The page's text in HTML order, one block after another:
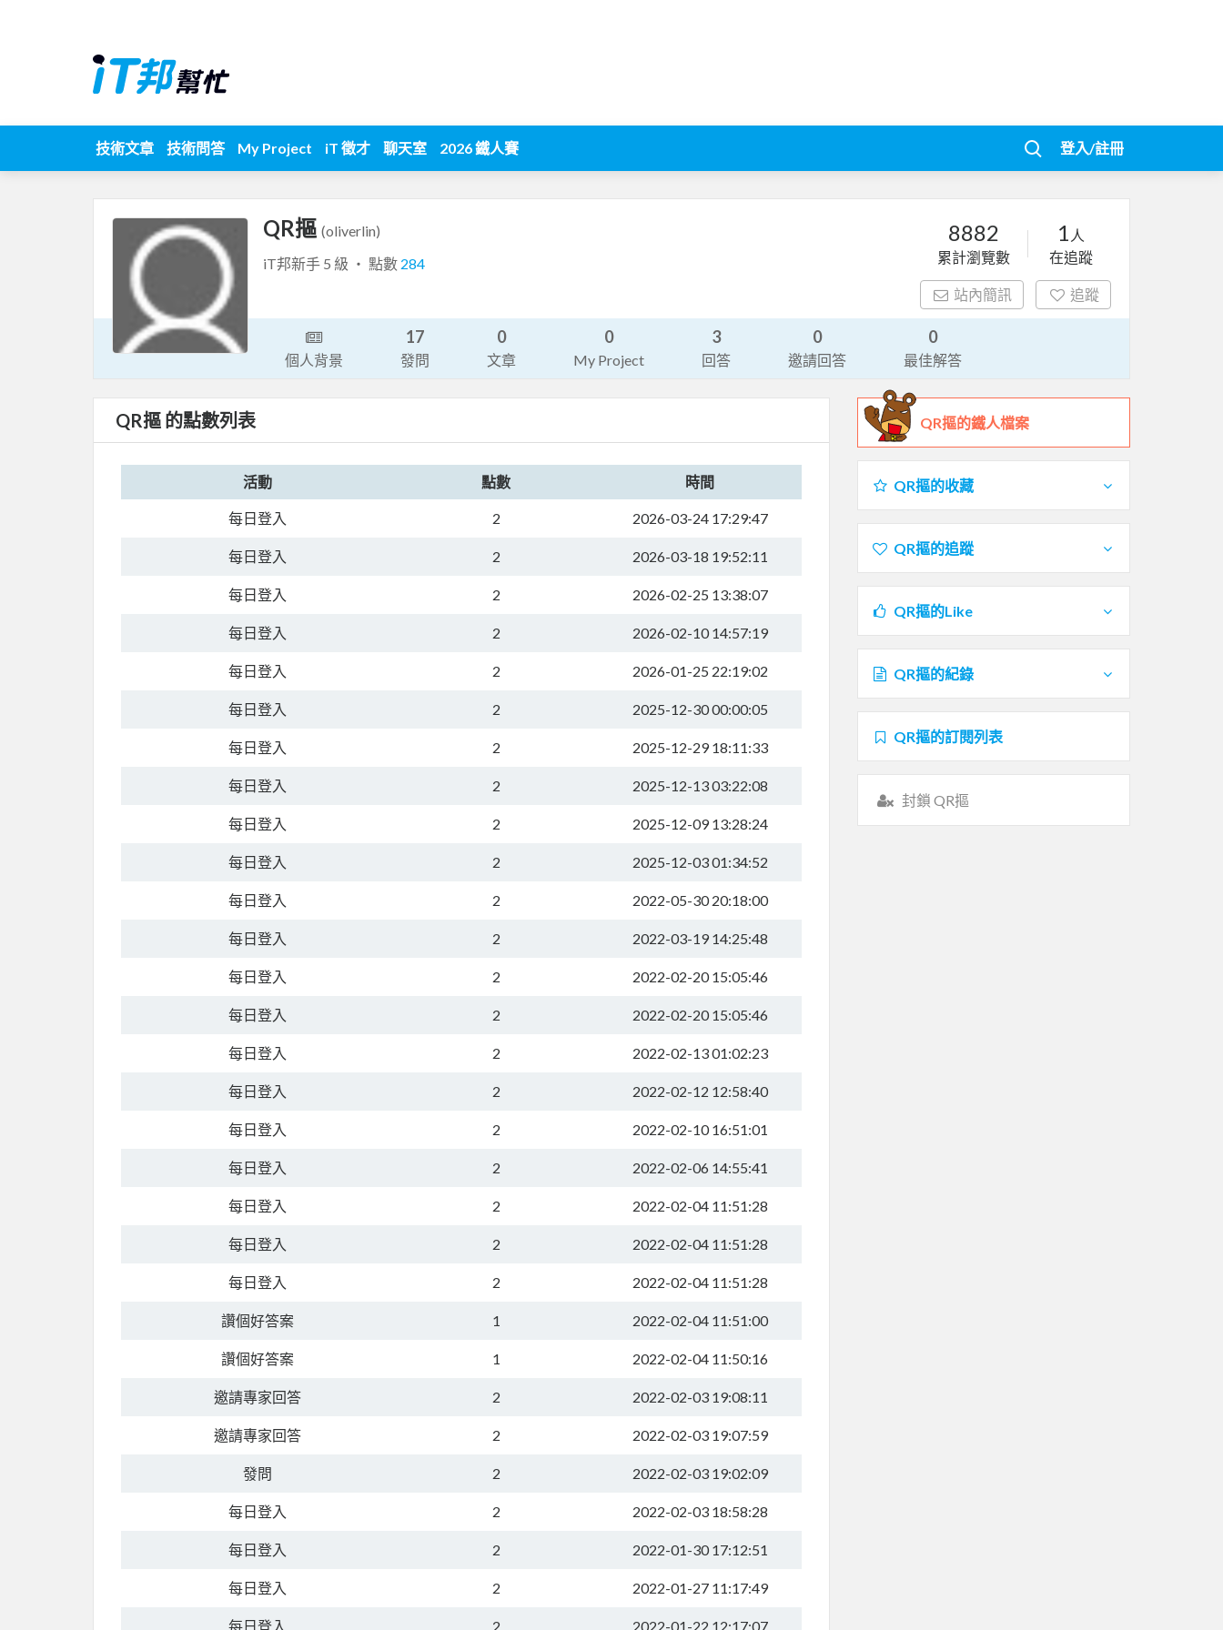
技術文章 技術問答 My Project iT 徵才 聊天室 2026 鐵人賽 登入/註冊
QR摳 (oliverlin)
iT邦新手 5 級 ‧ 點數 284
8882
累計瀏覽數
1 人
在追蹤
站內簡訊 追蹤
個人背景
17
發問
0
文章
0
My Project
3
回答
0
邀請回答
0
最佳解答
QR摳 的點數列表
活動 點數 時間
每日登入 2 2026-03-24 17:29:47
每日登入 2 2026-03-18 19:52:11
每日登入 2 2026-02-25 13:38:07
每日登入 2 2026-02-10 14:57:19
每日登入 2 2026-01-25 22:19:02
每日登入 2 2025-12-30 00:00:05
每日登入 2 2025-12-29 18:11:33
每日登入 2 2025-12-13 03:22:08
每日登入 2 2025-12-09 13:28:24
每日登入 2 2025-12-03 01:34:52
每日登入 2 2022-05-30 20:18:00
每日登入 2 2022-03-19 14:25:48
每日登入 2 2022-02-20 15:05:46
每日登入 2 2022-02-20 15:05:46
每日登入 2 2022-02-13 01:02:23
每日登入 2 2022-02-12 12:58:40
每日登入 2 2022-02-10 16:51:01
每日登入 2 2022-02-06 14:55:41
每日登入 2 2022-02-04 11:51:28
每日登入 2 2022-02-04 11:51:28
每日登入 2 2022-02-04 11:51:28
讚個好答案 1 2022-02-04 11:51:00
讚個好答案 1 2022-02-04 11:50:16
邀請專家回答 2 2022-02-03 19:08:11
邀請專家回答 2 2022-02-03 19:07:59
發問 2 2022-02-03 19:02:09
每日登入 2 2022-02-03 18:58:28
每日登入 2 2022-01-30 17:12:51
每日登入 2 2022-01-27 11:17:49
每日登入 2 2022-01-22 12:17:07
QR摳的鐵人檔案
QR摳的收藏
QR摳的追蹤
QR摳的Like
QR摳的紀錄
QR摳的訂閱列表
封鎖 QR摳